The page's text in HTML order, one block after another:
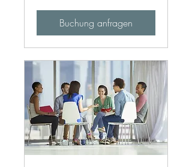
Buchung anfragen